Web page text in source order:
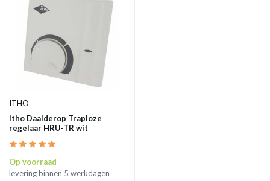
ITHO
Itho Daalderop Traploze
regelaar HRU-TR wit
Op voorraad
levering binnen 5 werkdagen